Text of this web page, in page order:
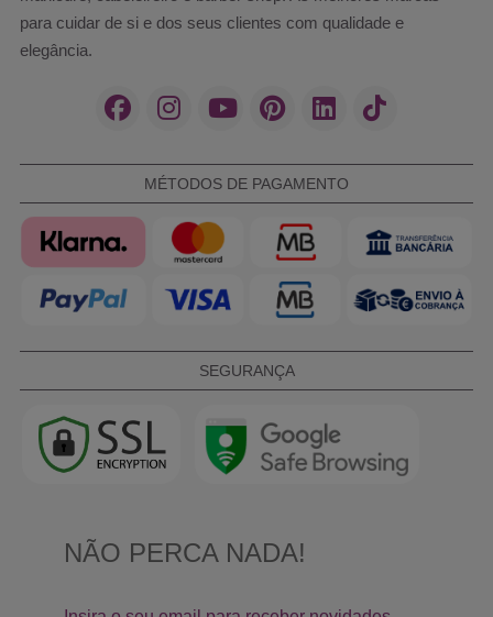
para cuidar de si e dos seus clientes com qualidade e
elegância.
MÉTODOS DE PAGAMENTO
SEGURANÇA